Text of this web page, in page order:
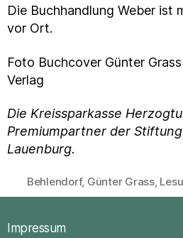
Die Buchhandlung Weber ist
vor Ort.
Foto Buchcover Günter
Verlag
Die Kreissparkasse
Premiumpartner der
Lauenburg.
Schlagwörter
Behlendorf, Günter Grass,
Impressum